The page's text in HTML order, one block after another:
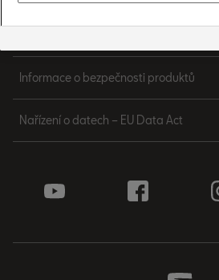
Informace o bezpečnosti produktů
Nařízení o datech – EU Data Act